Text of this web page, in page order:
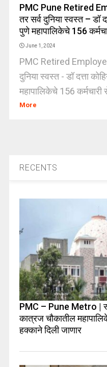
PMC Pune Retired
तर सर्व दुनिया स्वस्त – डॉ
पुणे महापालिकेचे 156
June 1, 2024
PMC Retired
दुनिया स्वस्त - डॉ दत्ता
महापालिकेचे 156 कर्मचारी
More
RECENTS
PMC – Pune Metro |
कात्रज चौकातील
हक्काने दिली जाणार